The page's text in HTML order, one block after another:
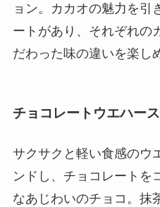
ョン。カカオの魅力を引
ートがあり、それぞれの
だわった味の違いを楽し
チョコレートウエハース
サクサクと軽い食感のウ
ンドし、チョコレートを
なあじわいのチョコ。抹